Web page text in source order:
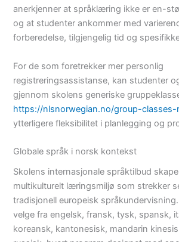
anerkjenner at språklæring ikke er en-
og at studenter ankommer med
forberedelse, tilgjengelig tid og
For de som foretrekker mer personlig
registreringsassistanse, kan studenter
gjennom skolens generiske
https://nlsnorwegian.no/group-classes-
ytterligere fleksibilitet i planlegging og
Globale språk i norsk kontekst
Skolens internasjonale språktilbud
multikulturelt læringsmiljø som strekker
tradisjonell europeisk
velge fra engelsk, fransk, tysk, spansk,
koreansk, kantonesisk, mandarin